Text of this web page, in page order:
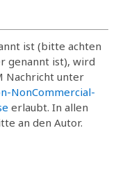
ist (bitte achten
genannt ist), wird
Nachricht unter
NonCommercial-
erlaubt. In allen
an den Autor.